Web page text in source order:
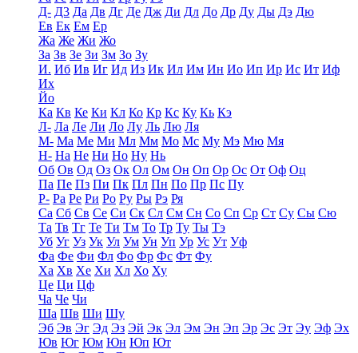
Д- Д3 Да Дв Дг Де Дж Ди Дл До Др Ду Ды Дэ Дю
Ев Ек Ем Ер
Жа Же Жи Жо
За Зв Зе Зи Зм Зо Зу
И. Иб Ив Иг Ид Из Ик Ил Им Ин Ио Ип Ир Ис Ит Иф
Их
Йо
Ка Кв Ке Ки Кл Ко Кр Кс Ку Кь Кэ
Л- Ла Ле Ли Ло Лу Ль Лю Ля
М- Ма Ме Ми Мл Мм Мо Мс Му Мэ Мю Мя
Н- На Не Ни Но Ну Нь
Об Ов Од Оз Ок Ол Ом Он Оп Ор Ос От Оф Оц
Па Пе Пз Пи Пк Пл Пн По Пр Пс Пу
Р- Ра Ре Ри Ро Ру Ры Рэ Ря
Са Сб Св Се Си Ск Сл См Сн Со Сп Ср Ст Су Сы Сю
Та Тв Тг Те Ти Тм То Тр Ту Ты Тэ
Уб Уг Уз Ук Ул Ум Ун Уп Ур Ус Ут Уф
Фа Фе Фи Фл Фо Фр Фс Фт Фу
Ха Хв Хе Хи Хл Хо Ху
Це Ци Цф
Ча Че Чи
Ша Шв Ши Шу
Эб Эв Эг Эд Эз Эй Эк Эл Эм Эн Эп Эр Эс Эт Эу Эф Эх
Юв Юг Юм Юн Юп Ют